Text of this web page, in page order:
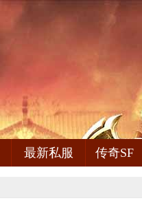
最新私服 传奇SF